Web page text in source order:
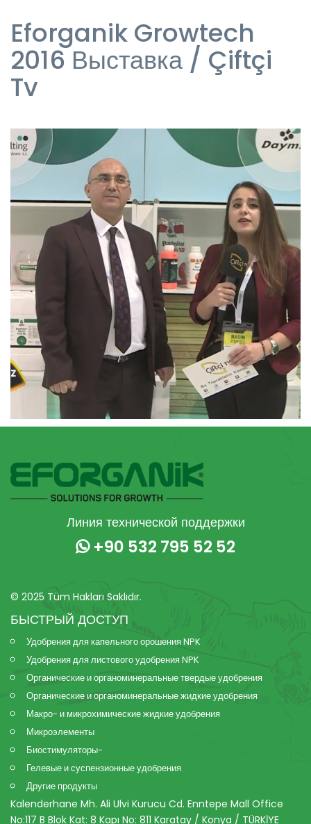
Eforganik Growtech
2016 Выставка / Çiftçi
Tv
Линия технической поддержки
+90 532 795 52 52
© 2025 Tüm Hakları Saklıdır.
БЫСТРЫЙ ДОСТУП
Удобрения для капельного орошения NPK
Удобрения для листового удобрения NPK
Органические и органоминеральные твердые удобрения
Органические и органоминеральные жидкие удобрения
Макро- и микрохимические жидкие удобрения
Микроэлементы
Биостимуляторы-
Гелевые и суспензионные удобрения
Другие продукты
Kalenderhane Mh. Ali Ulvi Kurucu Cd. Enntepe Mall Office
No:117 B Blok Kat: 8 Kapı No: 811 Karatay / Konya / TÜRKİYE